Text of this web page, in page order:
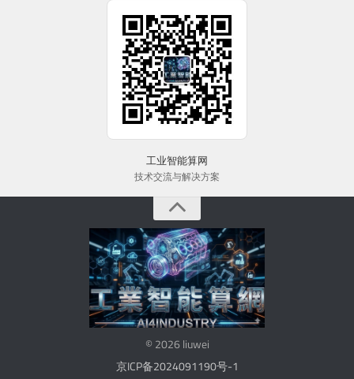
工业智能算网
技术交流与解决方案
© 2026 liuwei
京ICP备2024091190号-1